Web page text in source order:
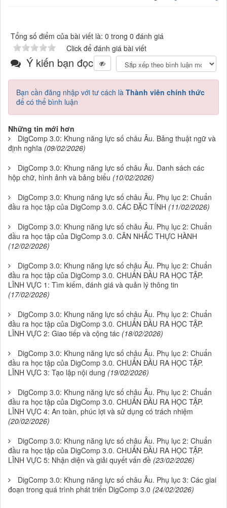
Tổng số điểm của bài viết là: 0 trong 0 đánh giá
Click để đánh giá bài viết
Ý kiến bạn đọc
Bạn cần đăng nhập với tư cách là Thành viên chính thức
để có thể bình luận
Những tin mới hơn
DigComp 3.0: Khung năng lực số châu Âu. Bảng thuật ngữ và
định nghĩa (09/02/2026)
DigComp 3.0: Khung năng lực số châu Âu. Danh sách các
hộp chữ, hình ảnh và bảng biểu (10/02/2026)
DigComp 3.0: Khung năng lực số châu Âu. Phụ lục 2: Chuẩn
đầu ra học tập của DigComp 3.0. CÁC ĐẶC TÍNH (11/02/2026)
DigComp 3.0: Khung năng lực số châu Âu. Phụ lục 2: Chuẩn
đầu ra học tập của DigComp 3.0. CÂN NHẮC THỰC HÀNH
(12/02/2026)
DigComp 3.0: Khung năng lực số châu Âu. Phụ lục 2: Chuẩn
đầu ra học tập của DigComp 3.0. CHUẨN ĐẦU RA HỌC TẬP.
LĨNH VỰC 1: Tìm kiếm, đánh giá và quản lý thông tin
(17/02/2026)
DigComp 3.0: Khung năng lực số châu Âu. Phụ lục 2: Chuẩn
đầu ra học tập của DigComp 3.0. CHUẨN ĐẦU RA HỌC TẬP.
LĨNH VỰC 2: Giao tiếp và cộng tác (18/02/2026)
DigComp 3.0: Khung năng lực số châu Âu. Phụ lục 2: Chuẩn
đầu ra học tập của DigComp 3.0. CHUẨN ĐẦU RA HỌC TẬP.
LĨNH VỰC 3: Tạo lập nội dung (19/02/2026)
DigComp 3.0: Khung năng lực số châu Âu. Phụ lục 2: Chuẩn
đầu ra học tập của DigComp 3.0. CHUẨN ĐẦU RA HỌC TẬP.
LĨNH VỰC 4: An toàn, phúc lợi và sử dụng có trách nhiệm
(20/02/2026)
DigComp 3.0: Khung năng lực số châu Âu. Phụ lục 2: Chuẩn
đầu ra học tập của DigComp 3.0. CHUẨN ĐẦU RA HỌC TẬP.
LĨNH VỰC 5: Nhận diện và giải quyết vấn đề (23/02/2026)
DigComp 3.0: Khung năng lực số châu Âu. Phụ lục 3: Các giai
đoạn trong quá trình phát triển DigComp 3.0 (24/02/2026)